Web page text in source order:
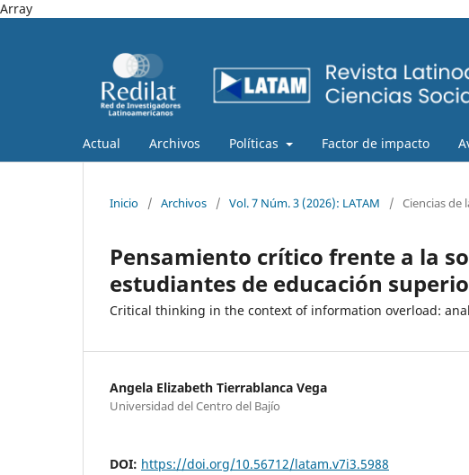
Array
Actual Archivos Políticas Factor de impacto
Inicio / Archivos / Vol. 7 Núm. 3 (2026): LATAM / Ciencias de
Pensamiento crítico frente a la
estudiantes de educación
Critical thinking in the context of information overload:
Angela Elizabeth Tierrablanca Vega
Universidad del Centro del Bajío
DOI: https://doi.org/10.56712/latam.v7i3.5988